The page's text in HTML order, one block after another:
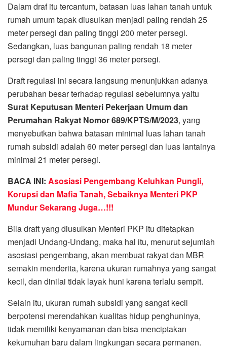
Dalam draf itu tercantum, batasan luas lahan tanah untuk
rumah umum tapak diusulkan menjadi paling rendah 25
meter persegi dan paling tinggi 200 meter persegi.
Sedangkan, luas bangunan paling rendah 18 meter
persegi dan paling tinggi 36 meter persegi.
Draft regulasi ini secara langsung menunjukkan adanya
perubahan besar terhadap regulasi sebelumnya yaitu
Surat Keputusan Menteri Pekerjaan Umum dan
Perumahan Rakyat Nomor 689/KPTS/M/2023, yang
menyebutkan bahwa batasan minimal luas lahan tanah
rumah subsidi adalah 60 meter persegi dan luas lantainya
minimal 21 meter persegi.
BACA INI: Asosiasi Pengembang Keluhkan Pungli,
Korupsi dan Mafia Tanah, Sebaiknya Menteri PKP
Mundur Sekarang Juga…!!!
Bila draft yang diusulkan Menteri PKP itu ditetapkan
menjadi Undang-Undang, maka hal itu, menurut sejumlah
asosiasi pengembang, akan membuat rakyat dan MBR
semakin menderita, karena ukuran rumahnya yang sangat
kecil, dan dinilai tidak layak huni karena terlalu sempit.
Selain itu, ukuran rumah subsidi yang sangat kecil
berpotensi merendahkan kualitas hidup penghuninya,
tidak memiliki kenyamanan dan bisa menciptakan
kekumuhan baru dalam lingkungan secara permanen.